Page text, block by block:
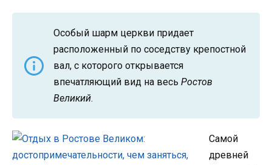
Особый шарм церкви придает
расположенный по соседству крепостной
вал, с которого открывается
впечатляющий вид на весь Ростов
Великий.
Самой
древней